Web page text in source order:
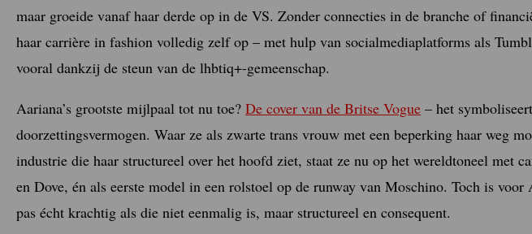
maar groeide vanaf haar derde op in de VS. Zonder connecties in de branche of
haar carrière in fashion volledig zelf op – met hulp van socialmediaplatforms als
vooral dankzij de steun van de lhbtiq+-gemeenschap.
Aariana’s grootste mijlpaal tot nu toe? De cover van de Britse Vogue – het
doorzettingsvermogen. Waar ze als zwarte trans vrouw met een beperking haar weg
industrie die haar structureel over het hoofd ziet, staat ze nu op het wereldtoneel met
en Dove, én als eerste model in een rolstoel op de runway van Moschino. Toch is voor
pas écht krachtig als die niet eenmalig is, maar structureel en consequent.